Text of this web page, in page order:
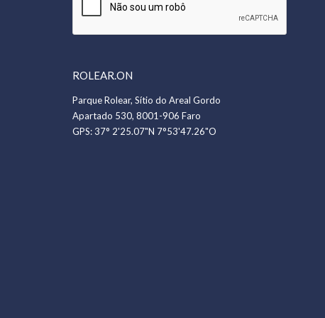
ROLEAR.ON
Parque Rolear, Sítio do Areal Gordo
Apartado 530, 8001-906 Faro
GPS:37° 2'25.07"N 7°53'47.26"O